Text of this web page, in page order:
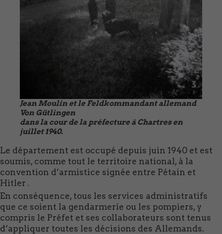
Jean Moulin et le Feldkommandant allemand
Von Gütlingen
dans la cour de la préfecture à Chartres en
juillet 1940.
Le département est occupé depuis juin 1940 et est
soumis, comme tout le territoire national, à la
convention d’armistice signée entre Pétain et
Hitler .
En conséquence, tous les services administratifs
que ce soient la gendarmerie ou les pompiers, y
compris le Préfet et ses collaborateurs sont tenus
d’appliquer toutes les décisions des Allemands.